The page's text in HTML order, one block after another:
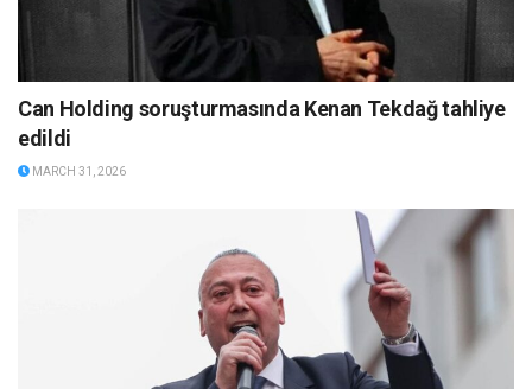
Can Holding soruşturmasında Kenan Tekdağ tahliye
edildi
MARCH 31, 2026